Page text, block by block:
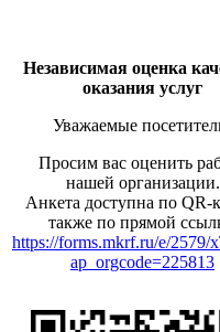
Независимая оценка
оказания услуг
Уважаемые
Просим вас оценить
нашей организации.
Анкета доступна по QR-
также по прямой
https://forms.mkrf.ru/e/2579/
ap_orgcode=225813